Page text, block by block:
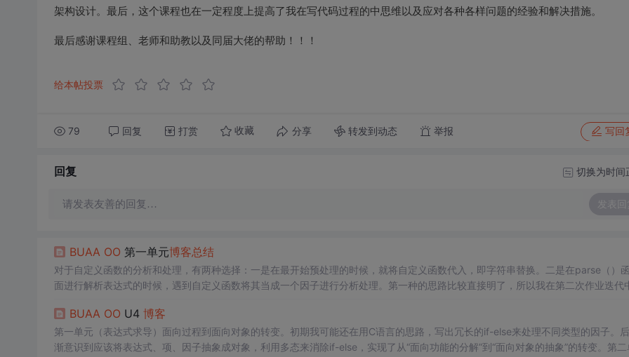
架构设计。最后，这个课程也在一定程度上提高了我在写代码过程的中思维以及应对各种各样问题的经验和解决措施。
最后感谢课程组、老师和助教以及同届大佬的帮助！！！
给本帖投票
79 回复 打赏 收藏 分享 转发到动态 举报 写回
回复 切换为时间
请发表友善的回复… 发表回
BUAA OO 第一单元博客总结
对于自定义函数的分析和处理，有两种选择：一是在最开始预处理的时候，就将自定义函数代入，即字符串替换。二是在parse（）
面进行解析表达式的时候，遇到自定义函数将其当成一个因子进行分析处理。第一种的思路比较直接明了，所以我在第二次作业迭代
自定义函数，主要分为三步：把自定义函数的形参和函数体存储起来，把调用自定义函数的参数也存储起来，最后进行字符串替换。
BUAA OO U4 博客
第一单元（表达式求导）面向过程到面向对象的转变。初期我可能还在用C语言的思路，写出冗长的if-else来处理不同类型的因子。
渐意识到应该将表达式、项、因子抽象成对象，利用多态来消除if-else，实现了从“面向功能的分解”到“面向对象的抽象”的转变。第二